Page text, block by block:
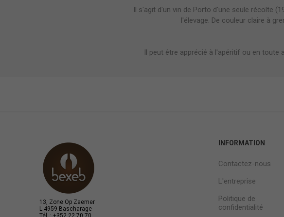
Il s'agit d'un vin de Porto d'une seule récolte
l'élevage. De couleur claire à
Il peut être apprécié à l'apéritif ou en
13, Zone Op Zaemer
L-4959 Bascharage
Tél. : +352 22 70 70
INFORMATION
Contactez-nous
L'entreprise
Politique de
confidentialité